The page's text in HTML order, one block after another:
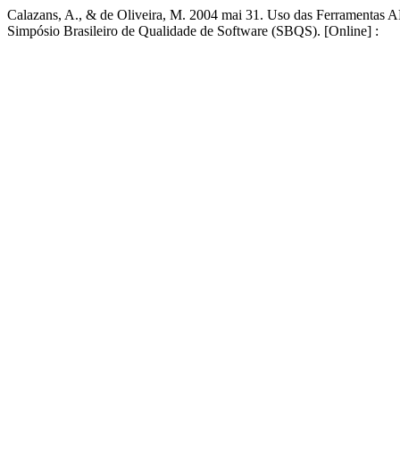
Calazans, A., & de Oliveira, M. 2004 mai 31. Uso das Ferramentas
Simpósio Brasileiro de Qualidade de Software (SBQS). [Online] :